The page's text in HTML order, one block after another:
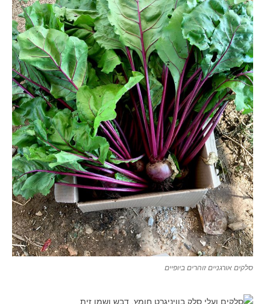
סלקים אורגניים זוהרים ביופיים